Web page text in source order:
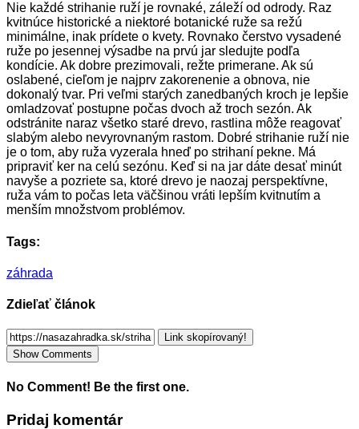
Nie každé strihanie ruží je rovnaké, záleží od odrody. Raz
kvitnúce historické a niektoré botanické ruže sa režú
minimálne, inak prídete o kvety. Rovnako čerstvo vysadené
ruže po jesennej výsadbe na prvú jar sledujte podľa
kondície. Ak dobre prezimovali, režte primerane. Ak sú
oslabené, cieľom je najprv zakorenenie a obnova, nie
dokonalý tvar. Pri veľmi starých zanedbaných kroch je lepšie
omladzovať postupne počas dvoch až troch sezón. Ak
odstránite naraz všetko staré drevo, rastlina môže reagovať
slabým alebo nevyrovnaným rastom. Dobré strihanie ruží nie
je o tom, aby ruža vyzerala hneď po strihaní pekne. Má
pripraviť ker na celú sezónu. Keď si na jar dáte desať minút
navyše a pozriete sa, ktoré drevo je naozaj perspektívne,
ruža vám to počas leta väčšinou vráti lepším kvitnutím a
menším množstvom problémov.
Tags:
záhrada
Zdieľať článok
Link skopírovaný!
Show Comments
No Comment! Be the first one.
Pridaj komentár